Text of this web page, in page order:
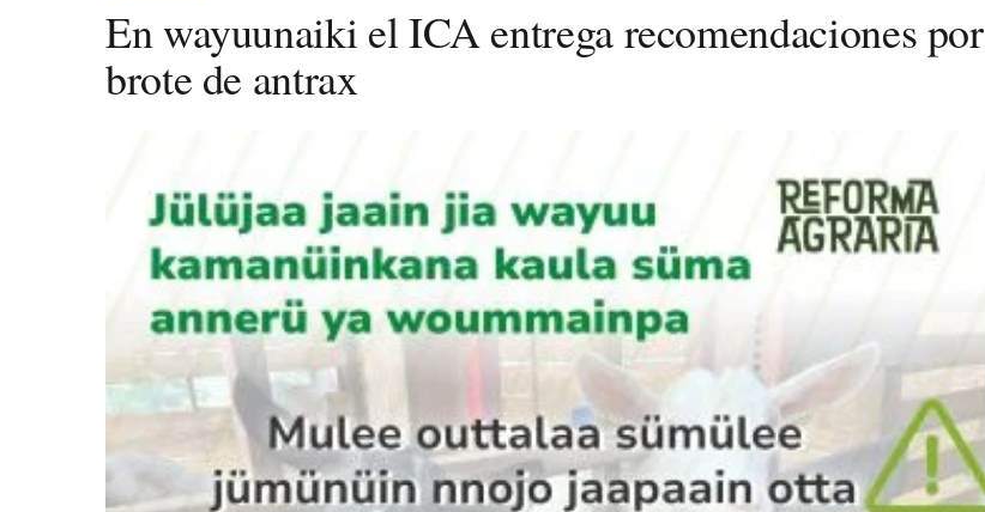
En wayuunaiki el ICA entrega recomendaciones por
brote de antrax